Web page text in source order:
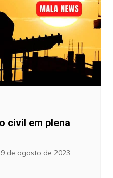
civil em plena
9 de agosto de 2023